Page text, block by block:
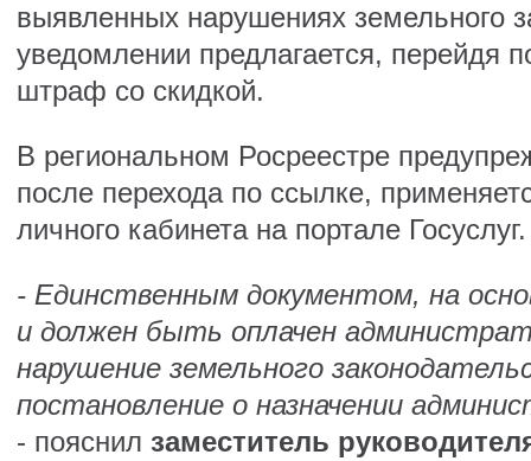
выявленных нарушениях земельного
уведомлении предлагается, перейдя
штраф со скидкой.
В региональном Росреестре
после перехода по ссылке,
личного кабинета на портале Госуслуг.
- Единственным документом, на
и должен быть оплачен
нарушение земельного
постановление о назначении
- пояснил заместитель